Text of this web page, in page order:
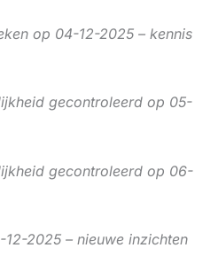
op 04-12-2025 – kennis
gecontroleerd op 05-
gecontroleerd op 06-
2025 – nieuwe inzichten